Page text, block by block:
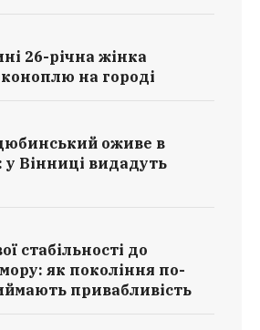
26-річна жінка
на городі
оживе в
у Вінниці видадуть
стабільності до
як покоління по-
привабливість